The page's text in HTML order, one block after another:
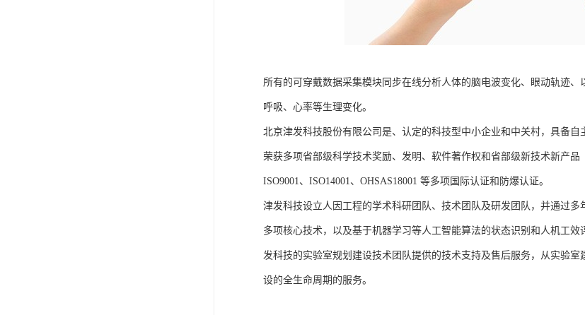
所有的可穿戴数据采集模块同步在线分析人体的脑电波变化、眼动轨迹
呼吸、心率等生理变化。
北京津发科技股份有限公司是、认定的科技型中小企业和中关村，具备
荣获多项省部级科学技术奖励、发明、软件著作权和省部级新技术新产品
ISO9001、ISO14001、OHSAS18001 等多项国际认证和防爆认证。
津发科技设立人因工程的学术科研团队、技术团队及研发团队，并通过
多项核心技术，以及基于机器学习等人工智能算法的状态识别和人机工
发科技的实验室规划建设技术团队提供的技术支持及售后服务，从实验
设的全生命周期的服务。